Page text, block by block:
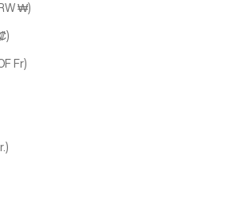
₩)
Fr)